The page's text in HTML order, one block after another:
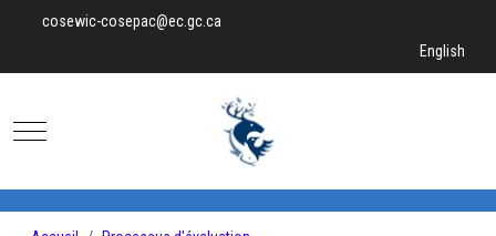
cosewic-cosepac@ec.gc.ca
Sélectionnez
English
Mobile Menu Toggle